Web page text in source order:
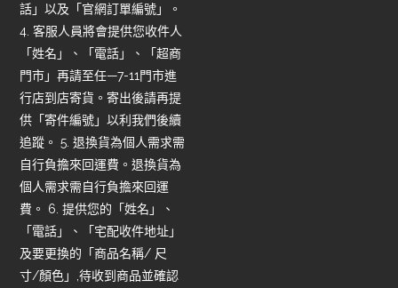
話」以及「官網訂單編號」。
4. 客服人員將會提供您收件人
「姓名」、「電話」、「超商
門市」再請至任—7-11門市進
行店到店寄貨。寄出後請再提
供「寄件編號」以利我們後續
追蹤。 5. 退換貨為個人需求需
自行負擔來回運費。退換貨為
個人需求需自行負擔來回運
費。 6. 提供您的「姓名」、
「電話」、「宅配收件地址」
及要更換的「商品名稱/ 尺
寸/顏色」,待收到商品並確認